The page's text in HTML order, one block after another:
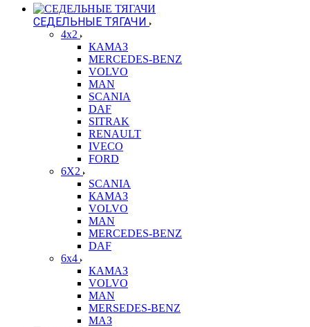
СЕДЕЛЬНЫЕ ТЯГАЧИ
4x2
КАМАЗ
MERCEDES-BENZ
VOLVO
MAN
SCANIA
DAF
SITRAK
RENAULT
IVECO
FORD
6X2
SCANIA
КАМАЗ
VOLVO
MAN
MERCEDES-BENZ
DAF
6x4
КАМАЗ
VOLVO
MAN
MERSEDES-BENZ
МАЗ